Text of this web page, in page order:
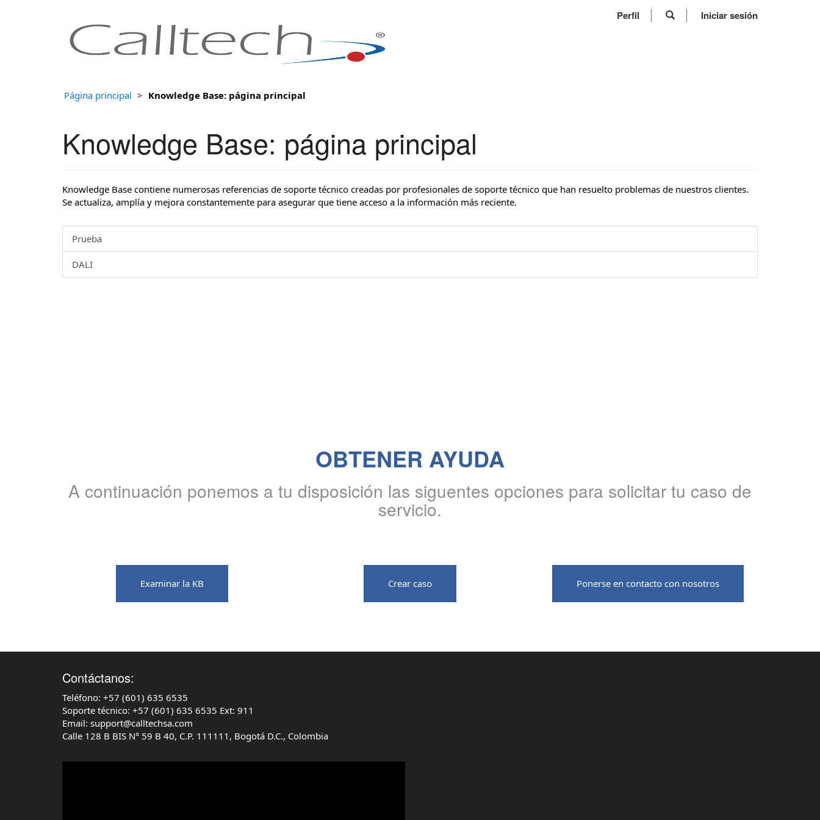
Perfil Iniciar sesión
Página principal Knowledge Base: página principal
Knowledge Base: página principal
Knowledge Base contiene numerosas referencias de soporte técnico creadas por profesionales de soporte técnico que han resuelto problemas de nuestros clientes.
Se actualiza, amplía y mejora constantemente para asegurar que tiene acceso a la información más reciente.
Prueba
DALI
OBTENER AYUDA
A continuación ponemos a tu disposición las siguentes opciones para solicitar tu caso de
servicio.
Examinar la KB Crear caso Ponerse en contacto con nosotros
‌Contáctanos:
Teléfono: +57 (601) 635 6535
‌Soporte técnico: +57 (601) 635 6535 Ext: 911
‌Email: support@calltechsa.com‌
‌Calle 128 B BIS N° 59 B 40, C.P. 111111, Bogotá D.C., Colombia